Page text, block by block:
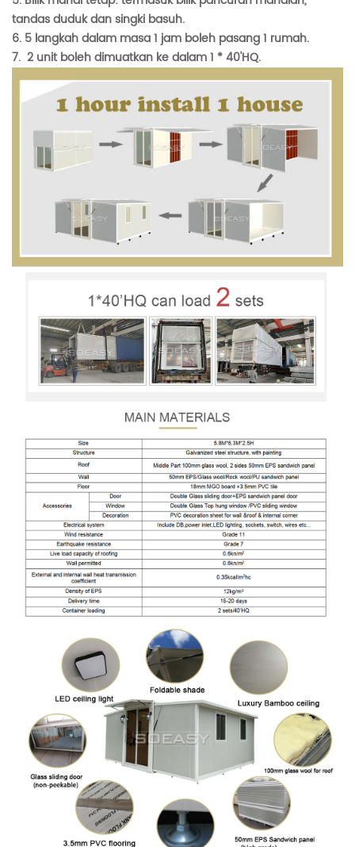
tandas duduk dan singki basuh.
6. 5 langkah dalam masa 1 jam boleh pasang 1 rumah.
7. 2 unit boleh dimuatkan ke dalam 1 * 40'HQ.